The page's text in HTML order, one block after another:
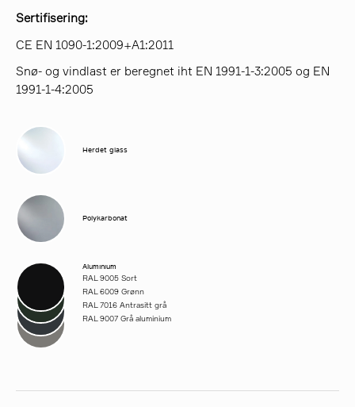
Sertifisering:
CE EN 1090-1:2009+A1:2011
Snø- og vindlast er beregnet iht EN 1991-1-3:2005 og EN
1991-1-4:2005
Herdet glass
Polykarbonat
Aluminium
RAL 9005 Sort
RAL 6009 Grønn
RAL 7016 Antrasitt grå
RAL 9007 Grå aluminium